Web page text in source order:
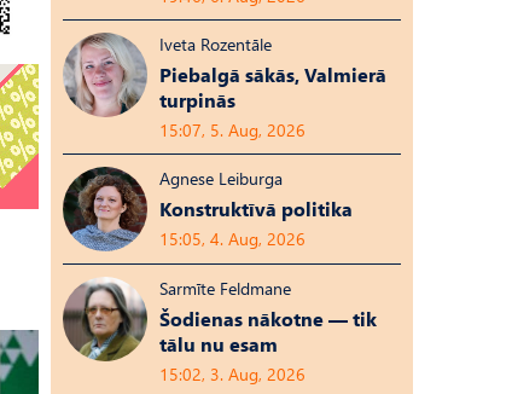
Iveta Rozentāle
Piebalgā sākās, Valmierā
turpinās
15:07, 5. Aug, 2026
Agnese Leiburga
Konstruktīvā politika
15:05, 4. Aug, 2026
Sarmīte Feldmane
Šodienas nākotne — tik
tālu nu esam
15:02, 3. Aug, 2026